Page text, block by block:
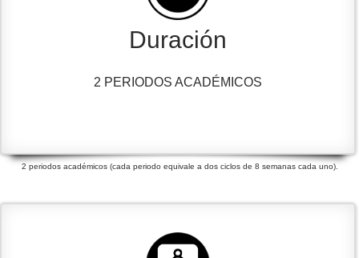
Duración
2 PERIODOS ACADÉMICOS
2 periodos académicos (cada periodo equivale a dos ciclos de 8 semanas cada uno).